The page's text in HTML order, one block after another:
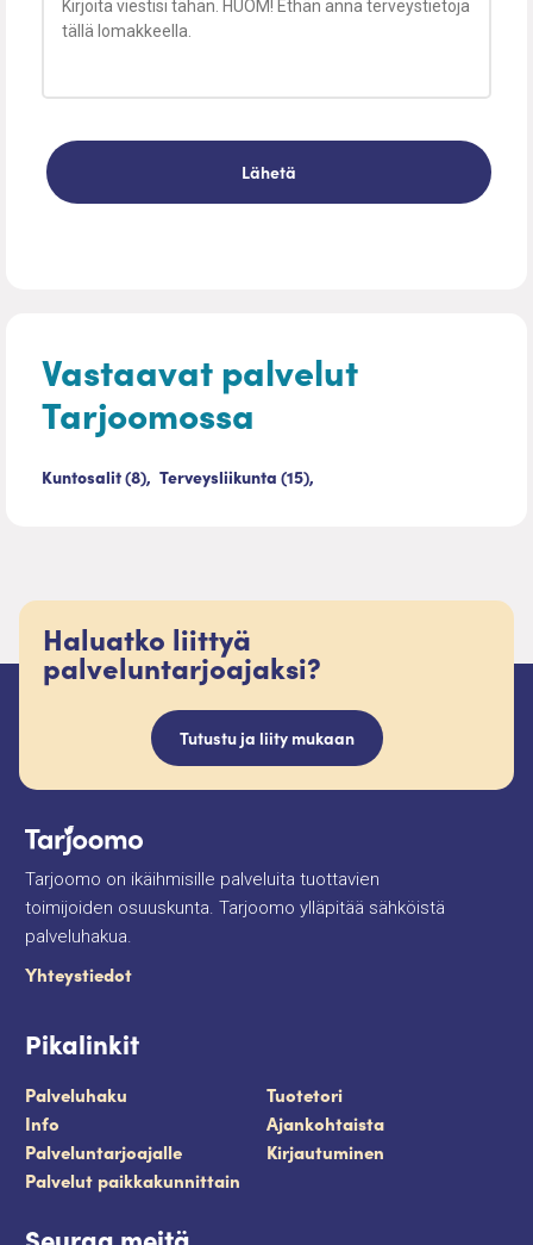
Vastaavat palvelut
Tarjoomossa
Kuntosalit (8), Terveysliikunta (15),
Haluatko liittyä
palveluntarjoajaksi?
Tutustu ja liity mukaan
Tarjoomo on ikäihmisille palveluita tuottavien
toimijoiden osuuskunta. Tarjoomo ylläpitää sähköistä
palveluhakua.
Yhteystiedot
Pikalinkit
Palveluhaku
Tuotetori
Info
Ajankohtaista
Palveluntarjoajalle
Kirjautuminen
Palvelut paikkakunnittain